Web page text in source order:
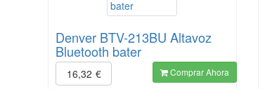
Denver BTV-213BU Altavoz
Bluetooth bater
16,32 € Comprar Ahora